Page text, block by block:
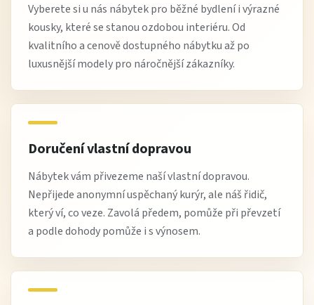
Vyberete si u nás nábytek pro běžné bydlení i výrazné
kousky, které se stanou ozdobou interiéru. Od
kvalitního a cenově dostupného nábytku až po
luxusnější modely pro náročnější zákazníky.
Doručení vlastní dopravou
Nábytek vám přivezeme naší vlastní dopravou.
Nepřijede anonymní uspěchaný kurýr, ale náš řidič,
který ví, co veze. Zavolá předem, pomůže při převzetí
a podle dohody pomůže i s výnosem.